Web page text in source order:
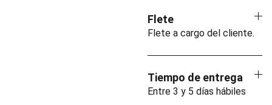
Flete
Flete a cargo del cliente.
Tiempo de entrega
Entre 3 y 5 días hábiles